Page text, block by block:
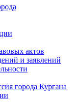
актов
и заявлений
города Кургана